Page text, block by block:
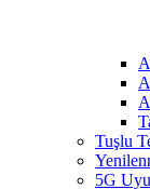
Tuşlu
5G